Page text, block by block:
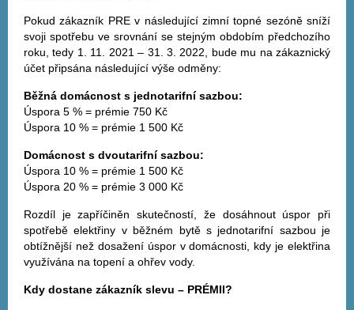
Pokud zákazník PRE v následující zimní topné sezóně sníží
svoji spotřebu ve srovnání se stejným obdobím předchozího
roku, tedy 1. 11. 2021 – 31. 3. 2022, bude mu na zákaznický
účet připsána následující výše odměny:
Běžná domácnost s jednotarifní sazbou:
Úspora 5 % = prémie 750 Kč
Úspora 10 % = prémie 1 500 Kč
Domácnost s dvoutarifní sazbou:
Úspora 10 % = prémie 1 500 Kč
Úspora 20 % = prémie 3 000 Kč
Rozdíl je zapříčiněn skutečností, že dosáhnout úspor při
spotřebě elektřiny v běžném bytě s jednotarifní sazbou je
obtížnější než dosažení úspor v domácnosti, kdy je elektřina
využívána na topení a ohřev vody.
Kdy dostane zákazník slevu – PRÉMII?